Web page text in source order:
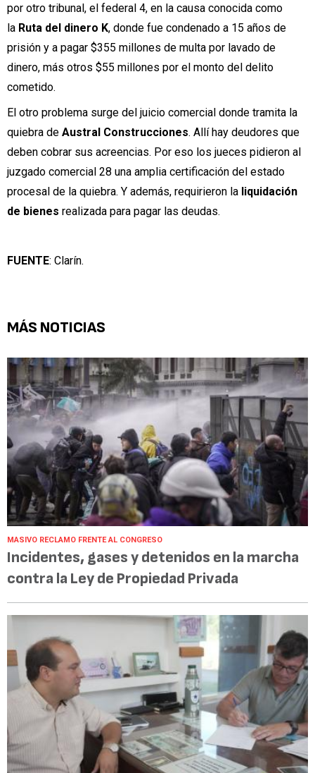
por otro tribunal, el federal 4, en la causa conocida como
la Ruta del dinero K, donde fue condenado a 15 años de
prisión y a pagar $355 millones de multa por lavado de
dinero, más otros $55 millones por el monto del delito
cometido.
El otro problema surge del juicio comercial donde tramita la
quiebra de Austral Construcciones. Allí hay deudores que
deben cobrar sus acreencias. Por eso los jueces pidieron al
juzgado comercial 28 una amplia certificación del estado
procesal de la quiebra. Y además, requirieron la liquidación
de bienes realizada para pagar las deudas.
FUENTE: Clarín.
MÁS NOTICIAS
MASIVO RECLAMO FRENTE AL CONGRESO
Incidentes, gases y detenidos en la marcha
contra la Ley de Propiedad Privada